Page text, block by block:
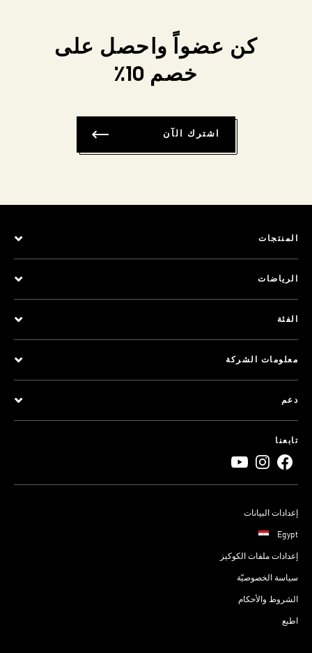
كن عضواً واحصل على
خصم 10٪
اشترك الآن
المنتجات
الرياضات
الفئة
معلومات الشركة
دعم
تابعنا
إعدادات البيانات
Egypt
إعدادات ملفات الكوكيز
سياسة الخصوصيّة
الشروط والأحكام
اطبع